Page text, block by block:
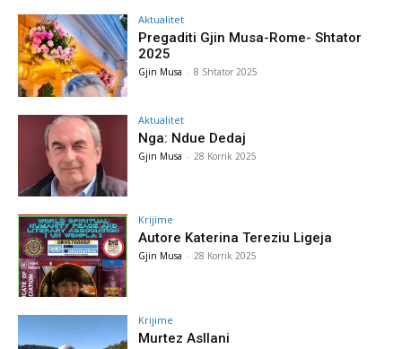
Aktualitet
Pregaditi Gjin Musa-Rome- Shtator
2025
Gjin Musa - 8 Shtator 2025
Aktualitet
Nga: Ndue Dedaj
Gjin Musa - 28 Korrik 2025
Krijime
Autore Katerina Tereziu Ligeja
Gjin Musa - 28 Korrik 2025
Krijime
Murtez Asllani